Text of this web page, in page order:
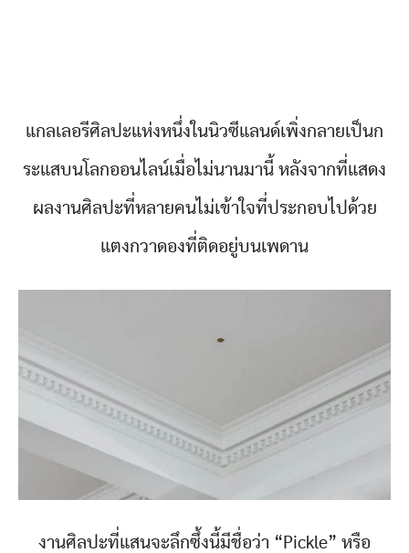
แกลเลอรีศิลปะแห่งหนึ่งในนิวซีแลนด์เพิ่งกลายเป็นก
ระแสบนโลกออนไลน์เมื่อไม่นานมานี้ หลังจากที่แสดง
ผลงานศิลปะที่หลายคนไม่เข้าใจที่ประกอบไปด้วย
แตงกวาดองที่ติดอยู่บนเพดาน
งานศิลปะที่แสนจะลึกซึ้งนี้มีชื่อว่า “Pickle” หรือ